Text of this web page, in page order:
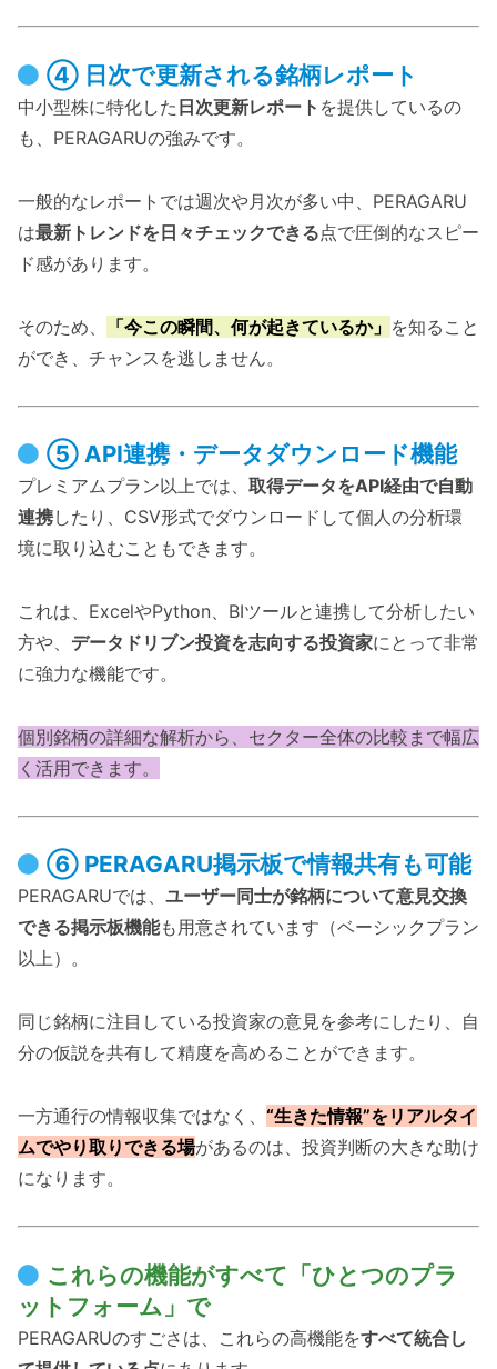
④ 日次で更新される銘柄レポート
中小型株に特化した 日次更新レポート を提供しているの
も、PERAGARUの強みです。
一般的なレポートでは週次や月次が多い中、PERAGARU
は最新トレンドを日々チェックできる点で圧倒的なスピー
ド感があります。
そのため、 「今この瞬間、何が起きているか」 を知ること
ができ、チャンスを逃しません。
⑤ API連携・データダウンロード機能
プレミアムプラン以上では、 取得データをAPI経由で自動
連携したり、CSV形式でダウンロードして個人の分析環
境に取り込むこともできます。
これは、ExcelやPython、BIツールと連携して分析したい
方や、 データドリブン投資を志向する投資家にとって非常
に強力な機能です。
個別銘柄の詳細な解析から、セクター全体の比較まで幅広
く活用できます。
⑥ PERAGARU掲示板で情報共有も可能
PERAGARUでは、 ユーザー同士が銘柄について意見交換
できる掲示板機能も用意されています（ベーシックプラン
以上）。
同じ銘柄に注目している投資家の意見を参考にしたり、自
分の仮説を共有して精度を高めることができます。
一方通行の情報収集ではなく、 “生きた情報”をリアルタイ
ムでやり取りできる場があるのは、投資判断の大きな助け
になります。
これらの機能がすべて「ひとつのプラ
ットフォーム」で
PERAGARUのすごさは、これらの高機能をすべて統合し